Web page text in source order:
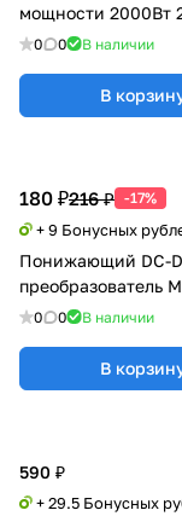
мощности 2000Вт
0 0 В наличии
В
180 ₽216 ₽ -17%
+ 9 Бонусных
Понижающий DC-
преобразователь
0 0 В наличии
В
590 ₽
+ 29.5 Бонусных